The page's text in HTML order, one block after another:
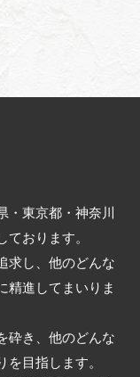
・東京都・神奈川
おります。
求し、他のどんな
精進してまいりま
砕き、他のどんな
目指します。